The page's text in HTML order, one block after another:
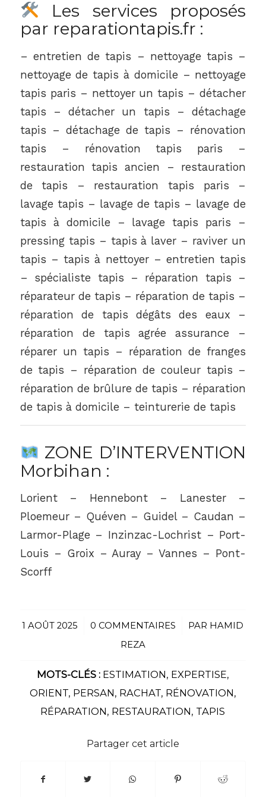
Les services proposés
par reparationtapis.fr :
– entretien de tapis – nettoyage tapis –
nettoyage de tapis à domicile – nettoyage
tapis paris – nettoyer un tapis – détacher
tapis – détacher un tapis – détachage
tapis – détachage de tapis – rénovation
tapis – rénovation tapis paris –
restauration tapis ancien – restauration
de tapis – restauration tapis paris –
lavage tapis – lavage de tapis – lavage de
tapis à domicile – lavage tapis paris –
pressing tapis – tapis à laver – raviver un
tapis – tapis à nettoyer – entretien tapis
– spécialiste tapis – réparation tapis –
réparateur de tapis – réparation de tapis –
réparation de tapis dégâts des eaux –
réparation de tapis agrée assurance –
réparer un tapis – réparation de franges
de tapis – réparation de couleur tapis –
réparation de brûlure de tapis – réparation
de tapis à domicile – teinturerie de tapis
ZONE D’INTERVENTION
Morbihan :
Lorient – Hennebont – Lanester –
Ploemeur – Quéven – Guidel – Caudan –
Larmor-Plage – Inzinzac-Lochrist – Port-
Louis – Groix – Auray – Vannes – Pont-
Scorff
1 AOÛT 2025
/ 0 COMMENTAIRES
/ PAR HAMID
REZA
MOTS-CLÉS : ESTIMATION, EXPERTISE,
ORIENT, PERSAN, RACHAT, RÉNOVATION,
RÉPARATION, RESTAURATION, TAPIS
Partager cet article